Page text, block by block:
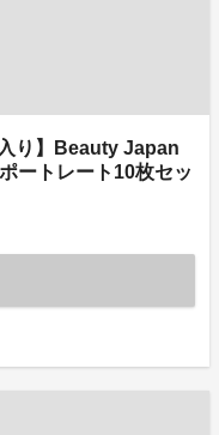
り】Beauty Japan
ートレート10枚セッ